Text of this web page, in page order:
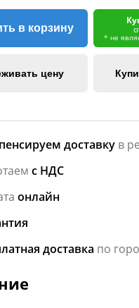
в корзину
* не
цену
доставку в
с НДС
онлайн
доставка по